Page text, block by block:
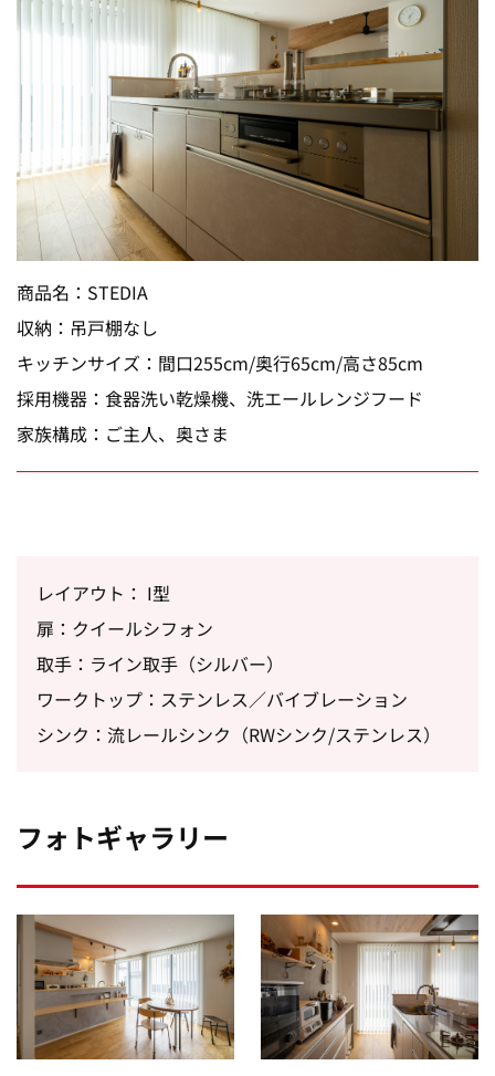
商品名：STEDIA
収納：吊戸棚なし
キッチンサイズ：間口255cm/奥行65cm/高さ85cm
採用機器：食器洗い乾燥機、洗エールレンジフード
家族構成：ご主人、奥さま
レイアウト： I型
扉：クイールシフォン
取手：ライン取手（シルバー）
ワークトップ：ステンレス／バイブレーション
シンク：流レールシンク（RWシンク/ステンレス）
フォトギャラリー